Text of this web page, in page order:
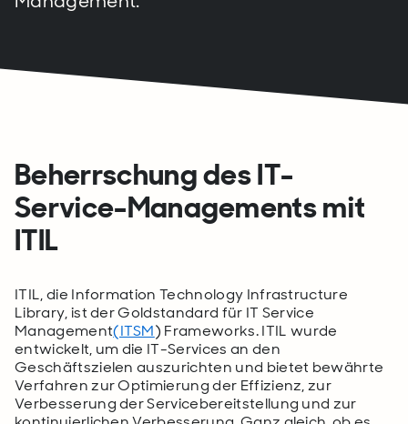
Beherrschung des IT-
Service-Managements mit
ITIL
ITIL, die Information Technology Infrastructure
Library, ist der Goldstandard für IT Service
Management(ITSM) Frameworks. ITIL wurde
entwickelt, um die IT-Services an den
Geschäftszielen auszurichten und bietet bewährte
Verfahren zur Optimierung der Effizienz, zur
Verbesserung der Servicebereitstellung und zur